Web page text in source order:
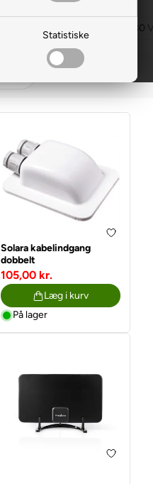
Statistiske
230
Solara kabelindgang
dobbelt
105,00 kr.
Læg i kurv
På lager